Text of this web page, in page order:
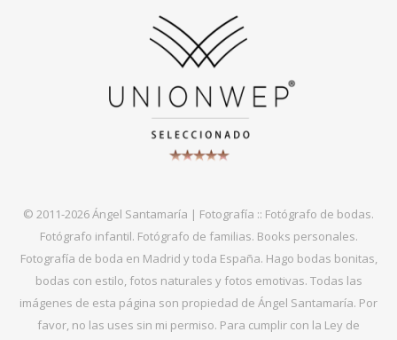
© 2011-2026 Ángel Santamaría | Fotografía :: Fotógrafo de bodas.
Fotógrafo infantil. Fotógrafo de familias. Books personales.
Fotografía de boda en Madrid y toda España. Hago bodas bonitas,
bodas con estilo, fotos naturales y fotos emotivas. Todas las
imágenes de esta página son propiedad de Ángel Santamaría. Por
favor, no las uses sin mi permiso. Para cumplir con la Ley de